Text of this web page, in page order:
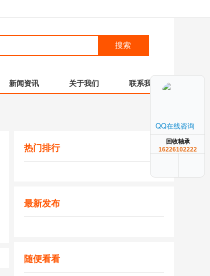
搜索
新闻资讯 关于我们 联系我们
热门排行
最新发布
随便看看
QQ在线咨询
回收轴承
16226102222